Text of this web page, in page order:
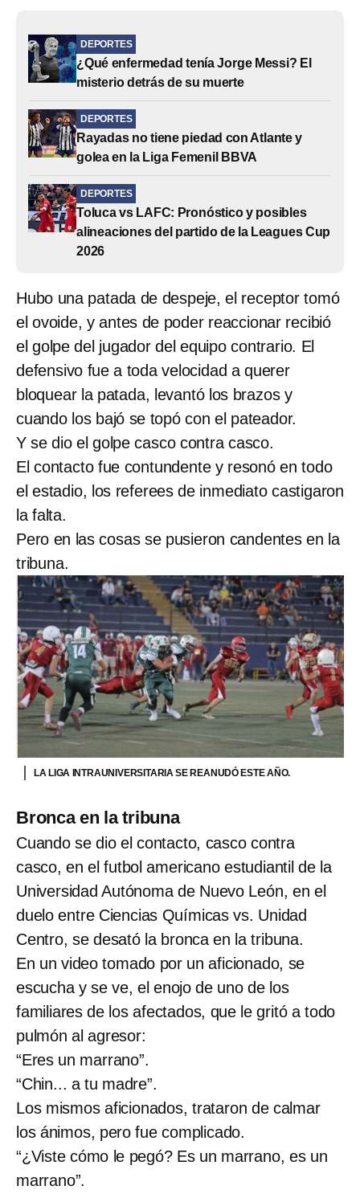
DEPORTES
¿Qué enfermedad tenía Jorge Messi? El
misterio detrás de su muerte
DEPORTES
Rayadas no tiene piedad con Atlante y
golea en la Liga Femenil BBVA
DEPORTES
Toluca vs LAFC: Pronóstico y posibles
alineaciones del partido de la Leagues Cup
2026
Hubo una patada de despeje, el receptor tomó
el ovoide, y antes de poder reaccionar recibió
el golpe del jugador del equipo contrario. El
defensivo fue a toda velocidad a querer
bloquear la patada, levantó los brazos y
cuando los bajó se topó con el pateador.
Y se dio el golpe casco contra casco.
El contacto fue contundente y resonó en todo
el estadio, los referees de inmediato castigaron
la falta.
Pero en las cosas se pusieron candentes en la
tribuna.
LA LIGA INTRAUNIVERSITARIA SE REANUDÓ ESTE AÑO.
Bronca en la tribuna
Cuando se dio el contacto, casco contra
casco, en el futbol americano estudiantil de la
Universidad Autónoma de Nuevo León, en el
duelo entre Ciencias Químicas vs. Unidad
Centro, se desató la bronca en la tribuna.
En un video tomado por un aficionado, se
escucha y se ve, el enojo de uno de los
familiares de los afectados, que le gritó a todo
pulmón al agresor:
“Eres un marrano”.
“Chin... a tu madre”.
Los mismos aficionados, trataron de calmar
los ánimos, pero fue complicado.
“¿Viste cómo le pegó? Es un marrano, es un
marrano”.